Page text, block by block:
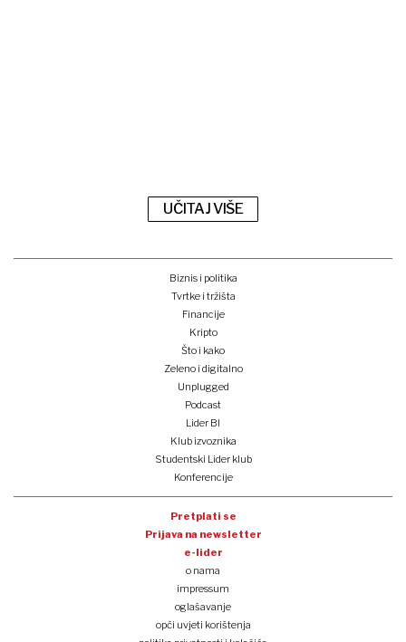
UČITAJ VIŠE
Biznis i politika
Tvrtke i tržišta
Financije
Kripto
Što i kako
Zeleno i digitalno
Unplugged
Podcast
Lider BI
Klub izvoznika
Studentski Lider klub
Konferencije
Pretplati se
Prijava na newsletter
e-lider
o nama
impressum
oglašavanje
opći uvjeti korištenja